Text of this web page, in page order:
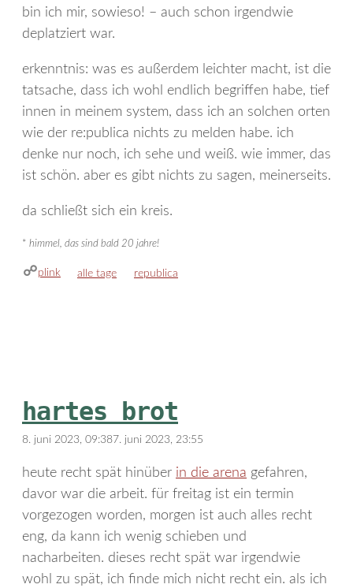
bin ich mir, sowieso! – auch schon irgendwie
deplatziert war.
erkenntnis: was es außerdem leichter macht, ist die
tatsache, dass ich wohl endlich begriffen habe, tief
innen in meinem system, dass ich an solchen orten
wie der re:publica nichts zu melden habe. ich
denke nur noch, ich sehe und weiß. wie immer, das
ist schön. aber es gibt nichts zu sagen, meinerseits.
da schließt sich ein kreis.
* himmel, das sind bald 20 jahre!
plink kategorien
alle tage schlagwörter
republica
hartes brot
8. juni 2023, 09:387. juni 2023, 23:55
heute recht spät hinüber in die arena gefahren,
davor war die arbeit. für freitag ist ein termin
vorgezogen worden, morgen ist auch alles recht
eng, da kann ich wenig schieben und
nacharbeiten. dieses recht spät war irgendwie
wohl zu spät, ich finde mich nicht recht ein. als ich